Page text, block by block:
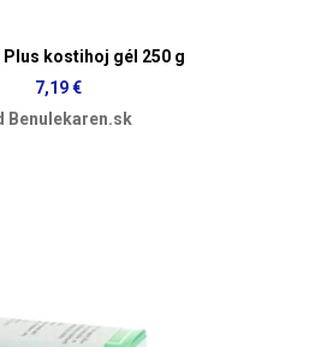
Plus kostihoj gél 250 g
7,19 €
Benulekaren.sk